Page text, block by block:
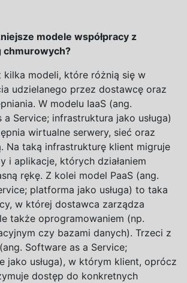
modele współpracy z
chmurowych?
kilka modeli, które różnią się w
udzielanego przez dostawcę oraz
W modelu IaaS (ang.
Service; infrastruktura jako usługa)
wirtualne serwery, sieć oraz
Na taką infrastrukturę klient migruje
i aplikacje, których działaniem
rękę. Z kolei model PaaS (ang.
platforma jako usługa) to taka
w której dostawca zarządza
także oprogramowaniem (np.
czy bazami danych). Trzeci z
Software as a Service;
jako usługa), w którym klient, oprócz
dostęp do konkretnych